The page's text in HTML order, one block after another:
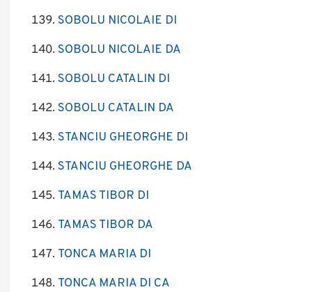
SOBOLU NICOLAIE DI
SOBOLU NICOLAIE DA
SOBOLU CATALIN DI
SOBOLU CATALIN DA
STANCIU GHEORGHE DI
STANCIU GHEORGHE DA
TAMAS TIBOR DI
TAMAS TIBOR DA
TONCA MARIA DI
TONCA MARIA DI CA